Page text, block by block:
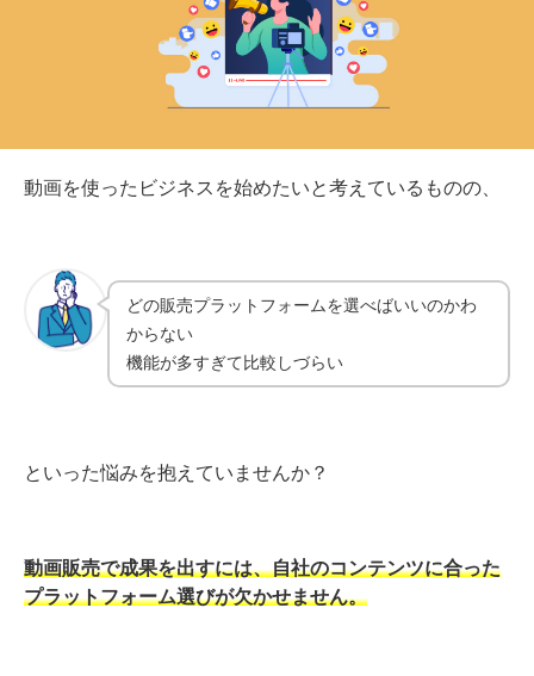
動画を使ったビジネスを始めたいと考えているものの、
どの販売プラットフォームを選べばいいのかわ
からない
機能が多すぎて比較しづらい
といった悩みを抱えていませんか？
動画販売で成果を出すには、自社のコンテンツに合った
プラットフォーム選びが欠かせません。